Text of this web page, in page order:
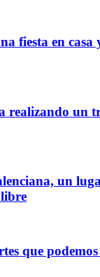
fiesta en casa
realizando un
un
que